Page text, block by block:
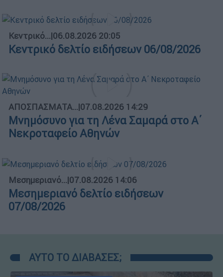
Κεντρικό...|06.08.2026 20:05
Κεντρικό δελτίο ειδήσεων 06/08/2026
ΑΠΟΣΠΑΣΜΑΤΑ...|07.08.2026 14:29
Μνημόσυνο για τη Λένα Σαμαρά στο Α΄
Νεκροταφείο Αθηνών
Μεσημεριανό...|07.08.2026 14:06
Μεσημεριανό δελτίο ειδήσεων
07/08/2026
ΑΥΤΟ ΤΟ ΔΙΑΒΑΣΕΣ;